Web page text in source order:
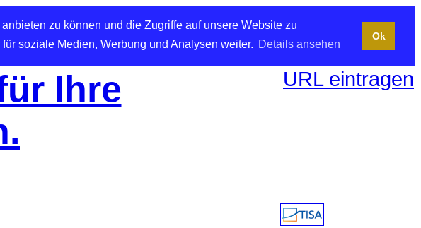
zu können und die Zugriffe auf unsere Website zu
soziale Medien, Werbung und Analysen weiter. Details ansehen
Ok
Ihre
URL eintragen